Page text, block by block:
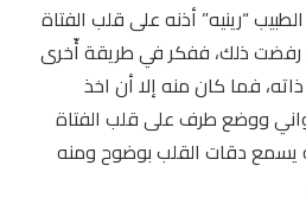
“رينيه” أذنه على قلب الفتاة
رفضت ذلك، ففكر في طريقة أّخرى
فما كان منه إلا أن اخذ
ووضع طرف على قلب الفتاة
يسمع دقات القلب بوضوح ومنه